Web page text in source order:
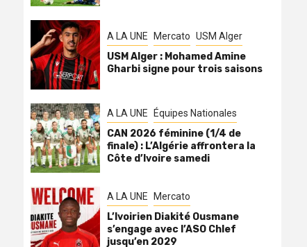
A LA UNE Mercato USM Alger
USM Alger : Mohamed Amine
Gharbi signe pour trois saisons
A LA UNE Équipes Nationales
CAN 2026 féminine (1/4 de
finale) : L’Algérie affrontera la
Côte d’Ivoire samedi
A LA UNE Mercato
L’Ivoirien Diakité Ousmane
s’engage avec l’ASO Chlef
jusqu’en 2029